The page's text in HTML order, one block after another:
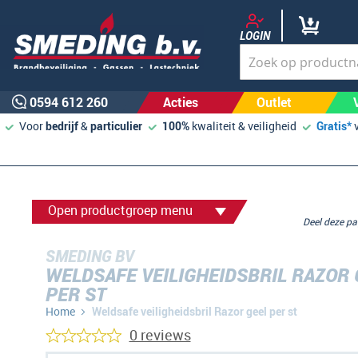
LOGIN
0594 612 260 Acties Outlet
Voorbedrijf&particulier 100% kwaliteit & veiligheid Gratis*
Open productgroep menu
SMEDING BV
WELDSAFE VEILIGHEIDSBRIL RAZOR
PER ST
Home Weldsafe veiligheidsbril Razor geel per st
Deel deze
0 reviews